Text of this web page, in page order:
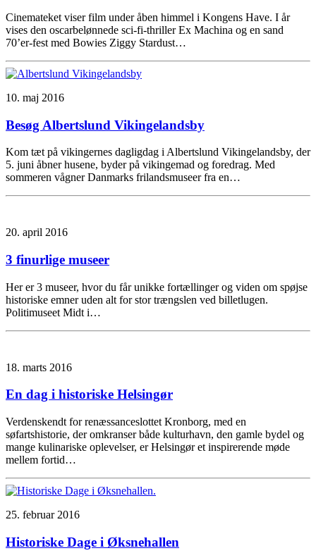
Cinemateket viser film under åben himmel i Kongens Have. I år
vises den oscarbelønnede sci-fi-thriller Ex Machina og en sand
70’er-fest med Bowies Ziggy Stardust…
10. maj 2016
Besøg Albertslund Vikingelandsby
Kom tæt på vikingernes dagligdag i Albertslund Vikingelandsby, der
5. juni åbner husene, byder på vikingemad og foredrag. Med
sommeren vågner Danmarks frilandsmuseer fra en…
20. april 2016
3 finurlige museer
Her er 3 museer, hvor du får unikke fortællinger og viden om spøjse
historiske emner uden alt for stor trængslen ved billetlugen.
Politimuseet Midt i…
18. marts 2016
En dag i historiske Helsingør
Verdenskendt for renæssanceslottet Kronborg, med en
søfartshistorie, der omkranser både kulturhavn, den gamle bydel og
mange kulinariske oplevelser, er Helsingør et inspirerende møde
mellem fortid…
25. februar 2016
Historiske Dage i Øksnehallen